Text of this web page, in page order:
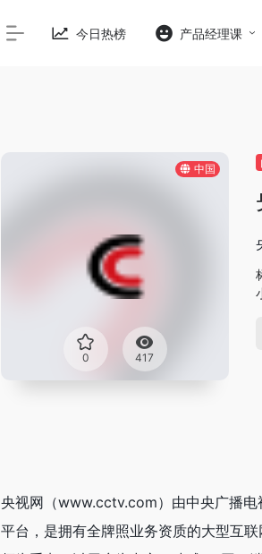
今日热榜 产品经理课
中国
0 417
央视网（www.cctv.com）由中央广播电
平台，是拥有全牌照业务资质的大型互